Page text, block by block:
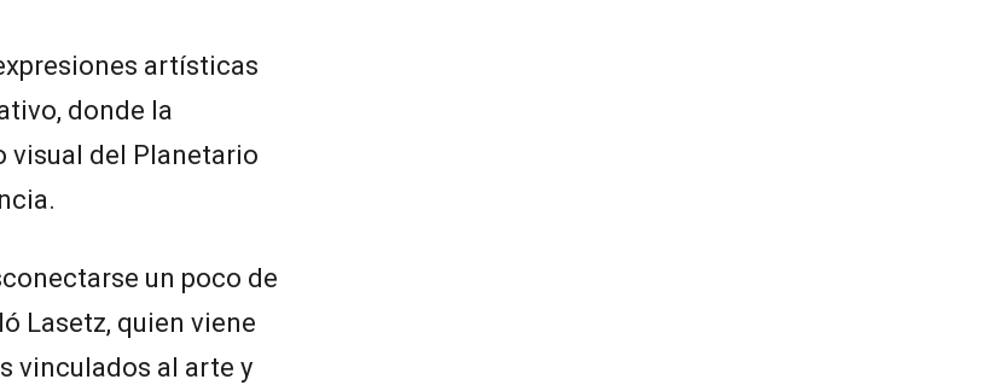
artísticas
donde la
visual del Planetario
un poco de
Lasetz, quien viene
vinculados al arte y